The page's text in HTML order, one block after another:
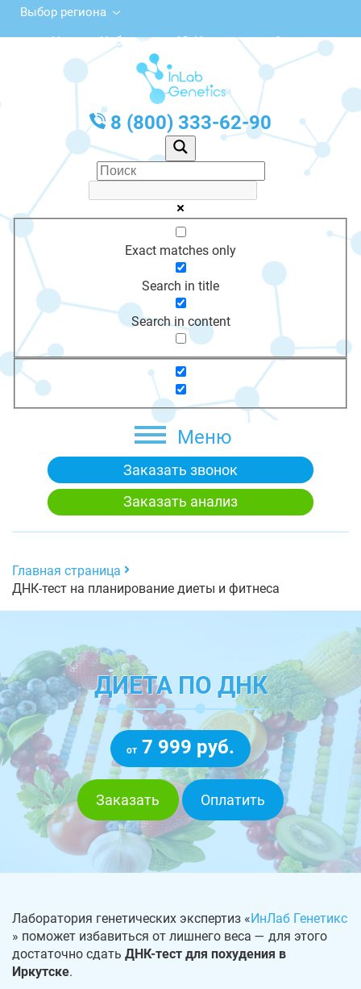
Выбор региона
ул. Нижняя Набережная, 10, Иркутск, этаж 1
с 10:00 до 20:00
График работы: Пн-Пт с 10:00 до 20:00
8 (800) 333-62-90
Exact matches only
Search in title
Search in content
Меню
Заказать звонок
Заказать анализ
Главная страница
ДНК-тест на планирование диеты и фитнеса
ДИЕТА ПО ДНК
от 7 999 руб.
Заказать Оплатить
Лаборатория генетических экспертиз « ИнЛаб Генетикс
» поможет избавиться от лишнего веса — для этого
достаточно сдать ДНК-тест для похудения в
Иркутске.